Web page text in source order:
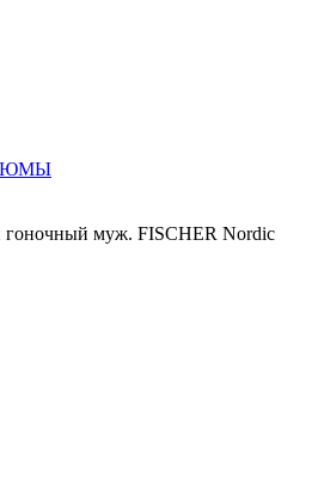
гоночный муж. FISCHER Nordic